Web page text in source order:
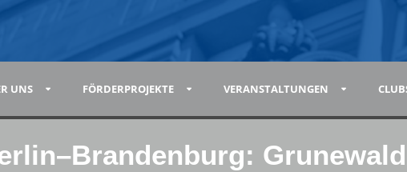
UNS FÖRDERPROJEKTE VERANSTALTUNGEN